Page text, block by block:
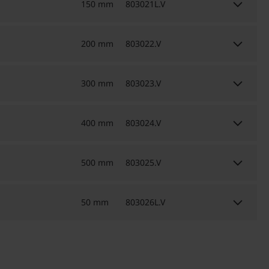
150 mm 803021L.V keyboard_arrow_down
200 mm 803022.V keyboard_arrow_down
300 mm 803023.V keyboard_arrow_down
400 mm 803024.V keyboard_arrow_down
500 mm 803025.V keyboard_arrow_down
50 mm 803026L.V keyboard_arrow_down